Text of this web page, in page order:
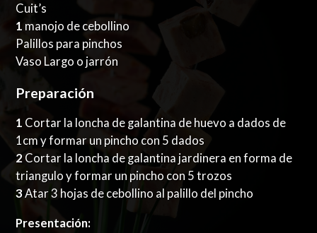
Cuit’s
1 manojo de cebollino
Palillos para pinchos
Vaso Largo o jarrón
Preparación
1 Cortar la loncha de galantina de huevo a dados de
1cm y formar un pincho con 5 dados
2 Cortar la loncha de galantina jardinera en forma de
triangulo y formar un pincho con 5 trozos
3 Atar 3 hojas de cebollino al palillo del pincho
Presentación: